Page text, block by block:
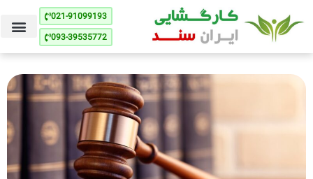
021-91099193
093-39535772